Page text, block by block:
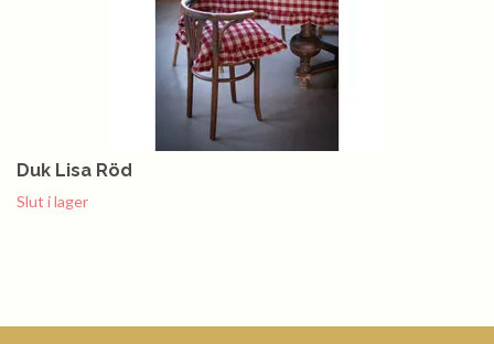
Duk Lisa Röd
Slut i lager